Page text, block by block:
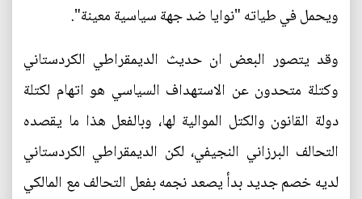
ويحمل في طياته "نوايا ضد جهة سياسية معينة".
وقد يتصور البعض ان حديث الديمقراطي الكردستاني
وكتلة متحدون عن الاستهداف السياسي هو اتهام لكتلة
دولة القانون والكتل الموالية لها، وبالفعل هذا ما يقصده
التحالف البرزاني النجيفي، لكن الديمقراطي الكردستاني
لديه خصم جديد بدأ يصعد نجمه بفعل التحالف مع المالكي